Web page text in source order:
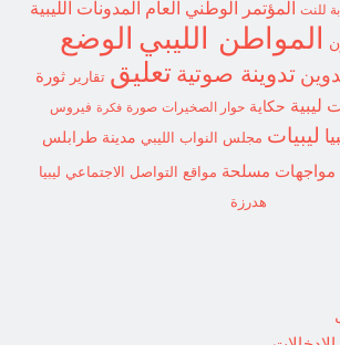
للنت المؤتمر الوطني العام المدونات الليبية
المواطن الليبي الوضع
تدوينة صوتية تعليق تقارير
ثورة
ليبية حكاية حوار الصخيرات صورة فكرة فيروس
ليبيات مجلس النواب الليبي مدينة طرابلس
مواجهات مسلحة مواقع التواصل الاجتماعي ليبيا
هدرزة